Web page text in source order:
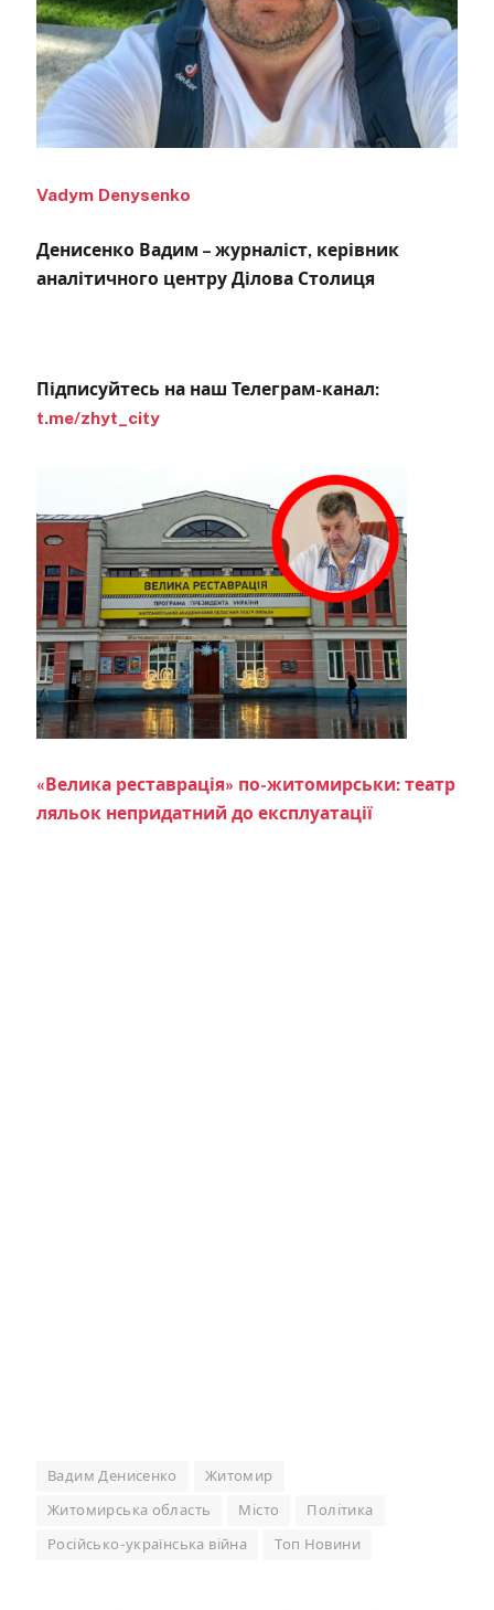
Vadym Denysenko
Денисенко Вадим – журналіст, керівник
аналітичного центру Ділова Столиця
Підписуйтесь на наш Телеграм-канал:
t.me/zhyt_city
«Велика реставрація» по-житомирськи: театр
ляльок непридатний до експлуатації
Вадим Денисенко Житомир
Житомирська область Місто Політика
Російсько-українська війна Топ Новини